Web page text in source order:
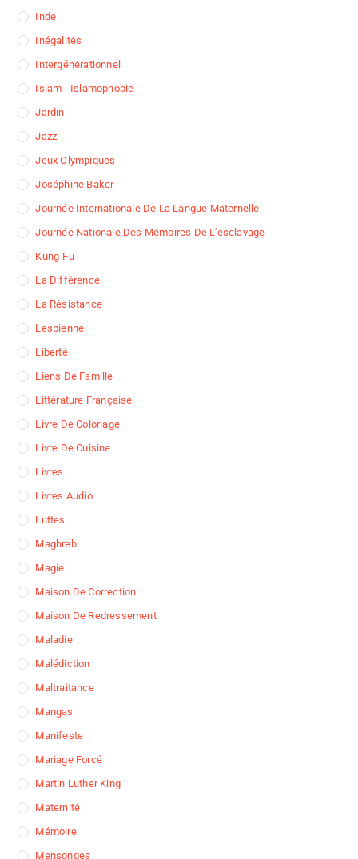
Inde
Inégalités
Intergénérationnel
Islam - Islamophobie
Jardin
Jazz
Jeux Olympiques
Joséphine Baker
Journée Internationale De La Langue Maternelle
Journée Nationale Des Mémoires De L'esclavage
Kung-Fu
La Différence
La Résistance
Lesbienne
Liberté
Liens De Famille
Littérature Française
Livre De Coloriage
Livre De Cuisine
Livres
Livres Audio
Luttes
Maghreb
Magie
Maison De Correction
Maison De Redressement
Maladie
Malédiction
Maltraitance
Mangas
Manifeste
Mariage Forcé
Martin Luther King
Maternité
Mémoire
Mensonges